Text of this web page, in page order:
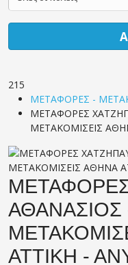
215
ΜΕΤΑΦΟΡΕΣ -
ΜΕΤΑΦΟΡΕΣ
ΜΕΤΑΚΟΜΙΣΕΙΣ
ΑΤΤΙΚΗ -